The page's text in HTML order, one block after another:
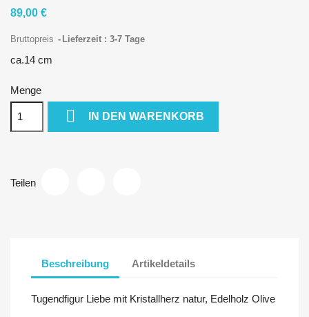
89,00 €
Bruttopreis Lieferzeit : 3-7 Tage
ca.14 cm
Menge
 IN DEN WARENKORB
Teilen
Beschreibung Artikeldetails
Tugendfigur Liebe mit Kristallherz natur, Edelholz Olive